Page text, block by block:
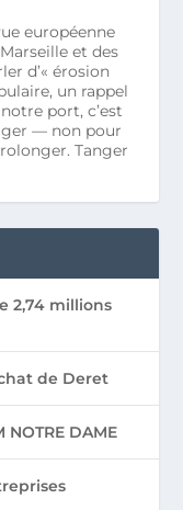
européenne
et des
d’« érosion
un rappel
port, c’est
— non pour
Tanger
2,74 millions
de Deret
DAME